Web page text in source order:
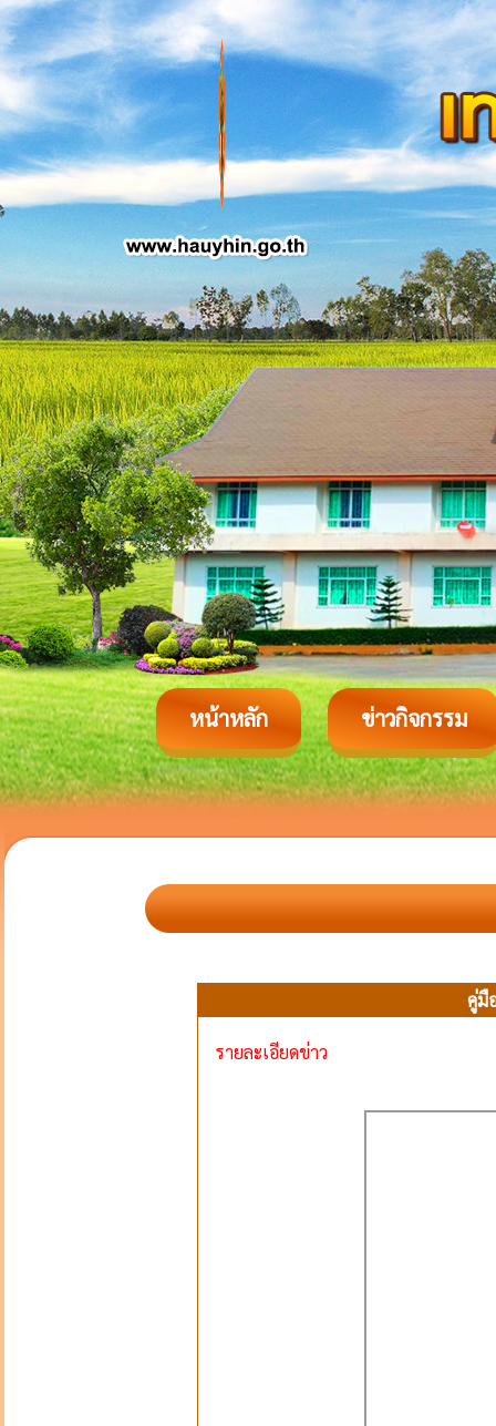
หน้าหลัก ข่าวกิจกรรม
คู่มื
รายละเอียดข่าว